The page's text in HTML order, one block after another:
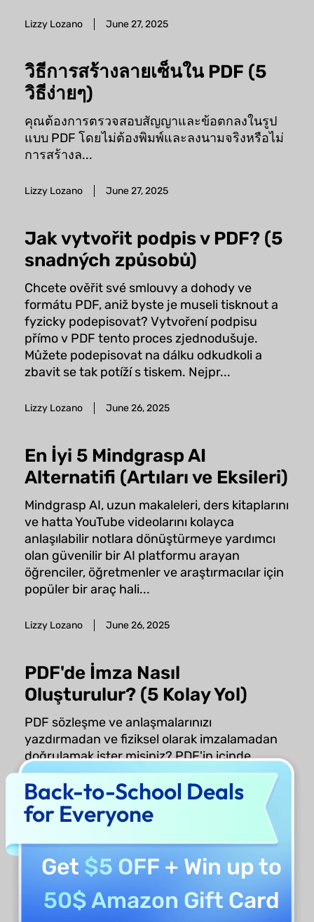
Lizzy Lozano June 27, 2025
วิธีการสร้างลายเซ็นใน PDF (5
วิธีง่ายๆ)
คุณต้องการตรวจสอบสัญญาและข้อตกลงในรูป
แบบ PDF โดยไม่ต้องพิมพ์และลงนามจริงหรือไม่
การสร้างล...
Lizzy Lozano June 27, 2025
Jak vytvořit podpis v PDF? (5
snadných způsobů)
Chcete ověřit své smlouvy a dohody ve
formátu PDF, aniž byste je museli tisknout a
fyzicky podepisovat? Vytvoření podpisu
přímo v PDF tento proces zjednodušuje.
Můžete podepisovat na dálku odkudkoli a
zbavit se tak potíží s tiskem. Nejpr...
Lizzy Lozano June 26, 2025
En İyi 5 Mindgrasp AI
Alternatifi (Artıları ve Eksileri)
Mindgrasp AI, uzun makaleleri, ders kitaplarını
ve hatta YouTube videolarını kolayca
anlaşılabilir notlara dönüştürmeye yardımcı
olan güvenilir bir AI platformu arayan
öğrenciler, öğretmenler ve araştırmacılar için
popüler bir araç hali...
Lizzy Lozano June 26, 2025
PDF'de İmza Nasıl
Oluşturulur? (5 Kolay Yol)
PDF sözleşme ve anlaşmalarınızı
yazdırmadan ve fiziksel olarak imzalamadan
doğrulamak ister misiniz? PDF'in içinde
doğrudan bir imza oluşturmak bu süreci
basitleştirir. Herhangi bir yerden uzaktan
imzalayabilir, yazdırma zahmetini ortadan
kal...
Lizzy Lozano June 26, 2025
माइंडग्रास्प एआई के शीर्ष 5 विकल्प
Back-to-School Deals
for Everyone
Get $5 OFF + Win up to
50$ Amazon Gift Card